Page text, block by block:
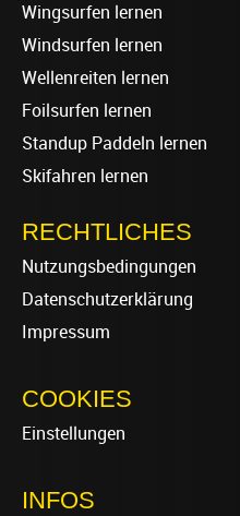
Wingsurfen lernen
Windsurfen lernen
Wellenreiten lernen
Foilsurfen lernen
Standup Paddeln lernen
Skifahren lernen
RECHTLICHES
Nutzungsbedingungen
Datenschutzerklärung
Impressum
COOKIES
Einstellungen
INFOS